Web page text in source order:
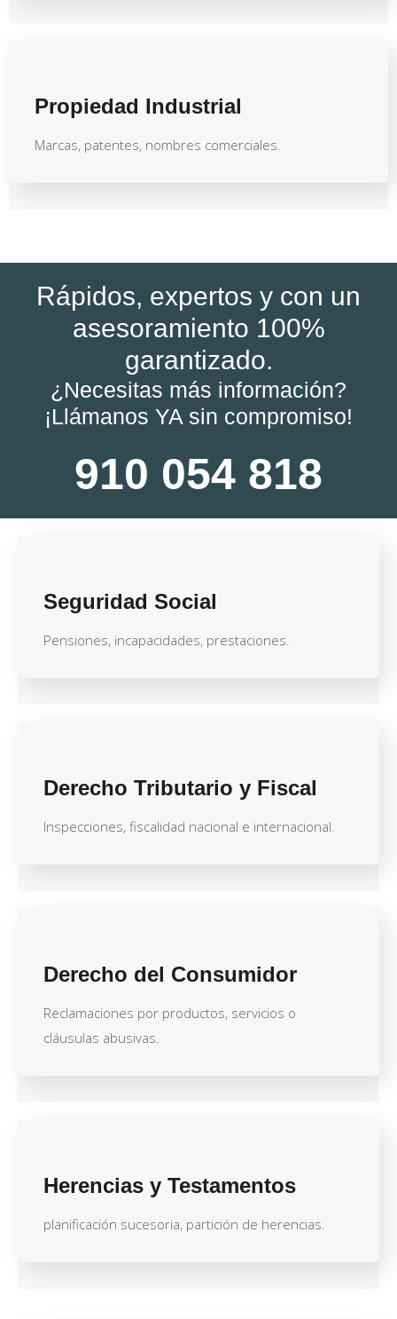
Propiedad Industrial
Marcas, patentes, nombres comerciales.
Rápidos, expertos y con un
asesoramiento 100%
garantizado.
¿Necesitas más información?
¡Llámanos YA sin compromiso!
910 054 818
Seguridad Social
Pensiones, incapacidades, prestaciones.
Derecho Tributario y Fiscal
Inspecciones, fiscalidad nacional e internacional.
Derecho del Consumidor
Reclamaciones por productos, servicios o
cláusulas abusivas.
Herencias y Testamentos
planificación sucesoria, partición de herencias.